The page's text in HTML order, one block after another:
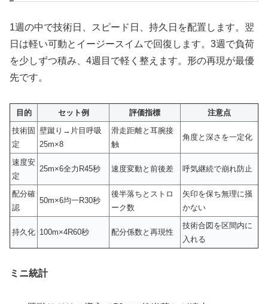
1週の中で技術日、スピード日、持久日を配置します。翌
日は軽い可動とイージースイムで回復します。3週で負荷
を少しずつ積み、4週目で軽く整えます。形の再現が最優
先です。
目的 セット例 評価指標
注意点
技術固
定
壁蹴り→片目呼吸
25m×8
滑走距離と耳腕接
触
角度と深さを一定化
速度安
定
25m×6全力R45秒 速度変動と前後差 呼気継続で崩れ防止
配分確
認
50m×6均一R30秒
後半落ちとストロ
ーク数
矢印を保ち無理に掻
かない
持久化 100m×4R60秒 配分係数と再現性
技術合図を区間内に
入れる
ミニ統計